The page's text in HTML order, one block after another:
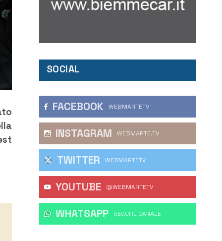
SOCIAL
FACEBOOK WEBMARTETV
INSTAGRAM WEBMARTE.TV
TWITTER WEBMARTETV
YOUTUBE @WEBMARTETV
WHATSAPP ‎SEGUI IL CANALE